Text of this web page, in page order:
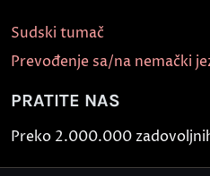
Sudski tumač
Prevođenje sa/na nemački
PRATITE NAS
Preko 2.000.000